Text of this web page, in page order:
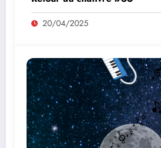
20/04/2025